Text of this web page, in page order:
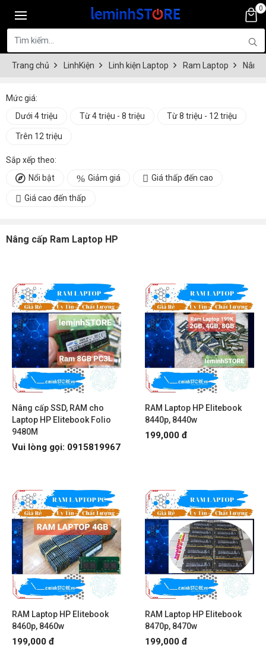
0
Trang chủ LinhKiện Linh kiện Laptop Ram Laptop Nâng
Mức giá:
Dưới 4 triệu
Từ 4 triệu - 8 triệu Từ 8 triệu - 12 triệu
Trên 12 triệu
Sắp xếp theo:
Nổi bật
Giảm giá Giá thấp đến cao
Giá cao đến thấp
Nâng cấp Ram Laptop HP
Nâng cấp SSD, RAM cho
Laptop HP Elitebook Folio
9480M
Vui lòng gọi: 0915819967
RAM Laptop HP Elitebook
8440p, 8440w
199,000 đ
RAM Laptop HP Elitebook
8460p, 8460w
199,000 đ
RAM Laptop HP Elitebook
8470p, 8470w
199,000 đ